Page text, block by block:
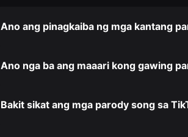
Ano ang pinagkaiba ng mga kantang
Ano nga ba ang maaari kong gawing
Bakit sikat ang mga parody song sa